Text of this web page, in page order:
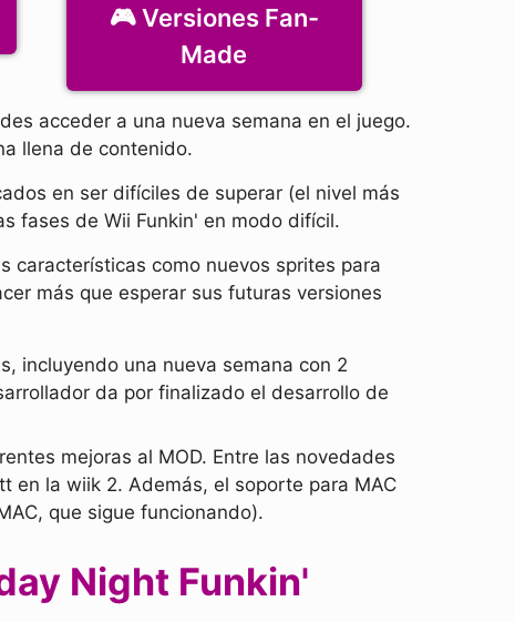
🎮 Versiones Fan-
Made
acceder a una nueva semana en el juego.
llena de contenido.
en ser difíciles de superar (el nivel más
fases de Wii Funkin' en modo difícil.
características como nuevos sprites para
más que esperar sus futuras versiones
incluyendo una nueva semana con 2
da por finalizado el desarrollo de
mejoras al MOD. Entre las novedades
en la wiik 2. Además, el soporte para MAC
que sigue funcionando).
Night Funkin'